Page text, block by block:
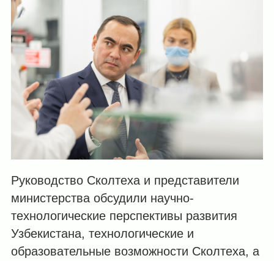
Руководство Сколтеха и представители
министерства обсудили научно-
технологические перспективы развития
Узбекистана, технологические и
образовательные возможности Сколтеха, а